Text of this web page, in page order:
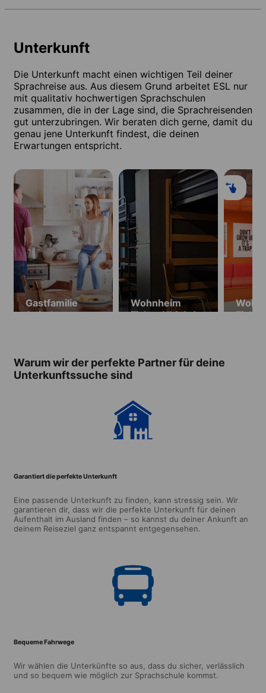
Unterkunft
Die Unterkunft macht einen wichtigen Teil deiner
Sprachreise aus. Aus diesem Grund arbeitet ESL nur
mit qualitativ hochwertigen Sprachschulen
zusammen, die in der Lage sind, die Sprachreisenden
gut unterzubringen. Wir beraten dich gerne, damit du
genau jene Unterkunft findest, die deinen
Erwartungen entspricht.
Gastfamilie
(mindestens 4
Wohnheim
Fisher HI (ab 17
26.08.25)
Warum wir der perfekte Partner für deine
Unterkunftssuche sind
Garantiert die perfekte Unterkunft
Eine passende Unterkunft zu finden, kann stressig sein. Wir
garantieren dir, dass wir die perfekte Unterkunft für deinen
Aufenthalt im Ausland finden – so kannst du deiner Ankunft an
deinem Reiseziel ganz entspannt entgegensehen.
Bequeme Fahrwege
Wir wählen die Unterkünfte so aus, dass du sicher, verlässlich
und so bequem wie möglich zur Sprachschule kommst.